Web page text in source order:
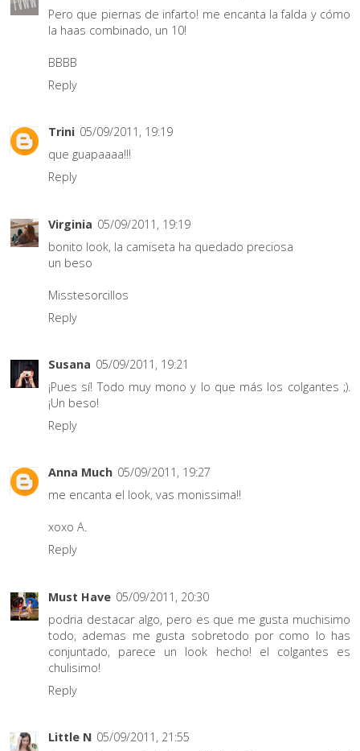
Pero que piernas de infarto! me encanta la falda y cómo
la haas combinado, un 10!
BBBB
Reply
Trini 05/09/2011, 19:19
que guapaaaa!!!
Reply
Virginia 05/09/2011, 19:19
bonito look, la camiseta ha quedado preciosa
un beso
Misstesorcillos
Reply
Susana 05/09/2011, 19:21
¡Pues sí! Todo muy mono y lo que más los colgantes ;).
¡Un beso!
Reply
Anna Much 05/09/2011, 19:27
me encanta el look, vas monissima!!
xoxo A.
Reply
Must Have 05/09/2011, 20:30
podria destacar algo, pero es que me gusta muchisimo
todo, ademas me gusta sobretodo por como lo has
conjuntado, parece un look hecho! el colgantes es
chulisimo!
Reply
Little N 05/09/2011, 21:55